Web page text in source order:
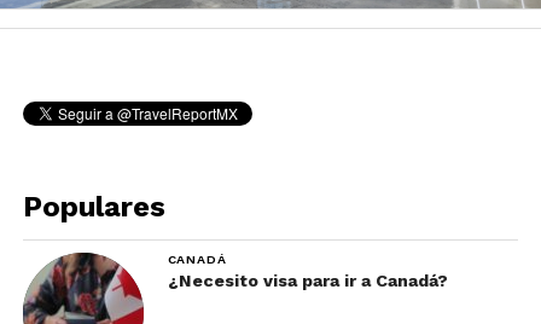
Populares
CANADÁ
¿Necesito visa para ir a Canadá?